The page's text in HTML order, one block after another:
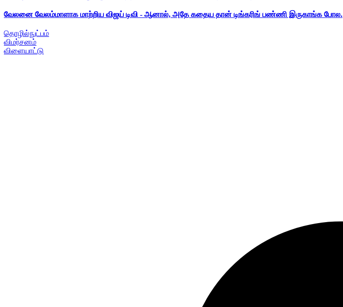
வேலனை வேலம்மாளாக மாற்றிய விஜய் டிவி - ஆனால், அதே கதைய தான் டிங்கரிங் பண்ணி இருகாங்க போல.
தொழில்நுட்பம்
விமர்சனம்
விளையாட்டு